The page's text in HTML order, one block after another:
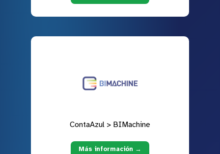
ContaAzul > BIMachine
Más información →